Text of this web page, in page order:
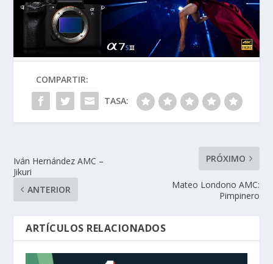
COMPARTIR:
TASA:
Iván Hernández AMC –
Jikuri
ANTERIOR
PRÓXIMO
Mateo Londono AMC:
Pimpinero
ARTÍCULOS RELACIONADOS